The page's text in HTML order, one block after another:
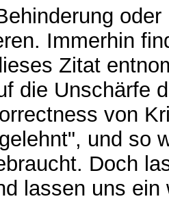
Immerhin
Zitat
die Unschärfe
von
und so
Doch
lassen uns